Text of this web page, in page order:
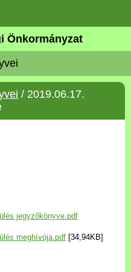
Önkormányzat
/ 2019.06.17.
jegyzőkönyve.pdf
meghívója.pdf [34,94KB]